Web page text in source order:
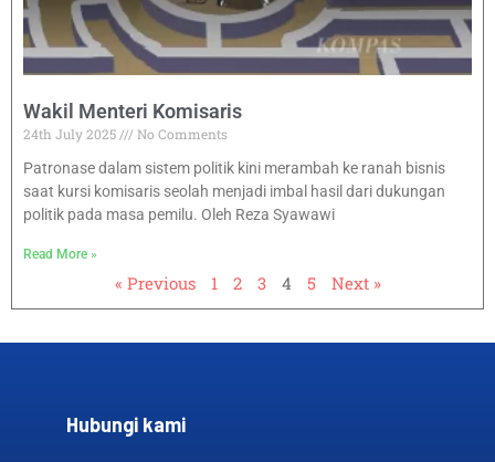
Wakil Menteri Komisaris
24th July 2025
No Comments
Patronase dalam sistem politik kini merambah ke ranah bisnis
saat kursi komisaris seolah menjadi imbal hasil dari dukungan
politik pada masa pemilu. Oleh Reza Syawawi
Read More »
« Previous 1 2 3 4 5 Next »
Hubungi kami​